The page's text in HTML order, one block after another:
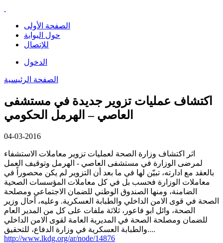
الصفحة الأولى
حول البوابة
للإتصال
الدخول
الصفحة الرئيسية
اكتشاف عمليات تزوير جديدة في مستشفى
العاصي – الهرمل الحكومي
04-03-2016
اثر اكتشاف وزارة الصحة لعمليات تزوير معاملات الاستشفاء
لمرضى الوزارة في مستشفى العاصي - الهرمل وتوقيف العمل
بالعقد مع ادارته، تبيّن لها في ما بعد أن التزوير لم يكن محصوراً في
معاملات الوزارة فحسب بل في كل معاملات المؤسسات الصحية
الضامنة، ومنها الصندوق الوطني للضمان الاجتماعي ومصلحة
الصحة في قوى الامن الداخلي والطبابة العسكرية. وعليه، أحال وزير
الصحة، وائل ابو فاعور، ثلاثة ملفات على كل من المدير العام
للضمان ومصلحة الصحة في المديرية العامة لقوى الامن الداخلي
والطبابة العسكرية في وزارة الدفاع، للتحقيق....
http://www.lkdg.org/ar/node/14876